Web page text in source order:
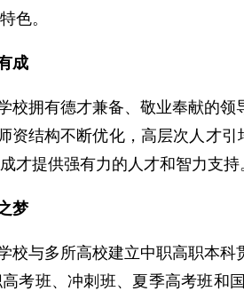
色。
成
校拥有德才兼备、敬业奉献的
资结构不断优化，高层次人才
才提供强有力的人才和智力支持
梦
校与多所高校建立中职高职本
考班、冲刺班、夏季高考班和